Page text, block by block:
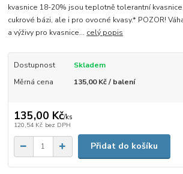
kvasnice 18-20% jsou teplotně tolerantní
cukrové bázi, ale i pro ovocné kvasy.* POZOR!
a výživy pro kvasnice... celý popis
Dostupnost
Skladem
Měrná cena
135,00 Kč / balení
135,00 Kč/ks
120,54 Kč bez DPH
Přidat do košíku